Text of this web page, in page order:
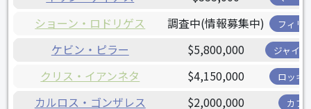
ショーン・ロドリゲス 調査中(情報募集中) フィリ
ケビン・ピラー $5,800,000 ジャイ
クリス・イアンネタ $4,150,000 ロッキ
カルロス・ゴンザレス $2,000,000 カブ